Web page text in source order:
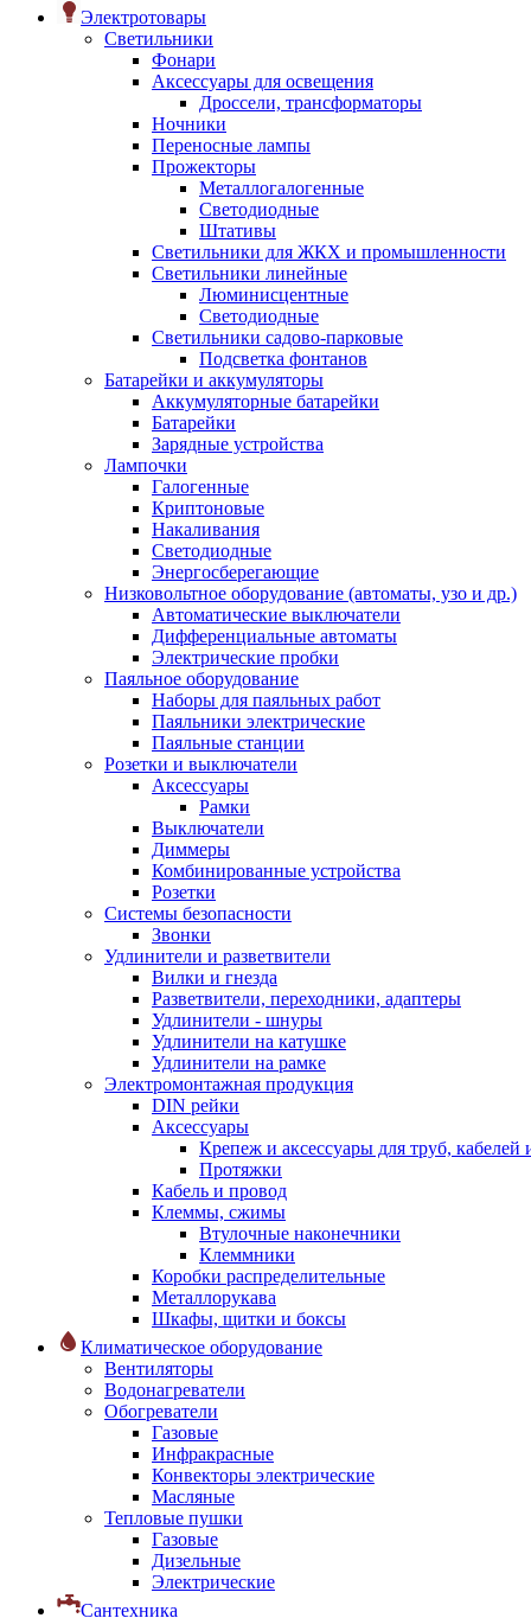
Электротовары
Светильники
Фонари
Аксессуары для освещения
Дроссели, трансформаторы
Ночники
Переносные лампы
Прожекторы
Металлогалогенные
Светодиодные
Штативы
Светильники для ЖКХ и промышленности
Светильники линейные
Люминисцентные
Светодиодные
Светильники садово-парковые
Подсветка фонтанов
Батарейки и аккумуляторы
Аккумуляторные батарейки
Батарейки
Зарядные устройства
Лампочки
Галогенные
Криптоновые
Накаливания
Светодиодные
Энергосберегающие
Низковольтное оборудование (автоматы, узо и др.)
Автоматические выключатели
Дифференциальные автоматы
Электрические пробки
Паяльное оборудование
Наборы для паяльных работ
Паяльники электрические
Паяльные станции
Розетки и выключатели
Аксессуары
Рамки
Выключатели
Диммеры
Комбинированные устройства
Розетки
Системы безопасности
Звонки
Удлинители и разветвители
Вилки и гнезда
Разветвители, переходники, адаптеры
Удлинители - шнуры
Удлинители на катушке
Удлинители на рамке
Электромонтажная продукция
DIN рейки
Аксессуары
Крепеж и аксессуары для труб, кабелей
Протяжки
Кабель и провод
Клеммы, сжимы
Втулочные наконечники
Клеммники
Коробки распределительные
Металлорукава
Шкафы, щитки и боксы
Климатическое оборудование
Вентиляторы
Водонагреватели
Обогреватели
Газовые
Инфракрасные
Конвекторы электрические
Масляные
Тепловые пушки
Газовые
Дизельные
Электрические
Сантехника